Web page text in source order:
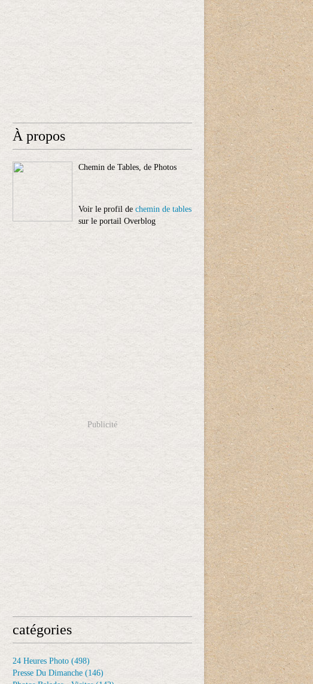
À propos
Chemin de Tables, de Photos
Voir le profil de chemin de tables
sur le portail Overblog
Publicité
catégories
24 Heures Photo (498)
Presse Du Dimanche (146)